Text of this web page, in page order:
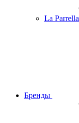
La Parrella
Бренды